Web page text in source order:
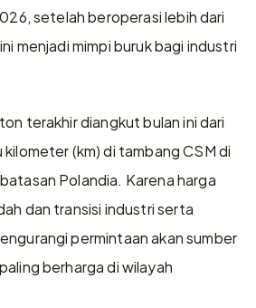
setelah beroperasi lebih dari
menjadi mimpi buruk bagi industri
terakhir diangkut bulan ini dari
(km) di tambang CSM di
Polandia. Karena harga
dan transisi industri serta
permintaan akan sumber
berharga di wilayah